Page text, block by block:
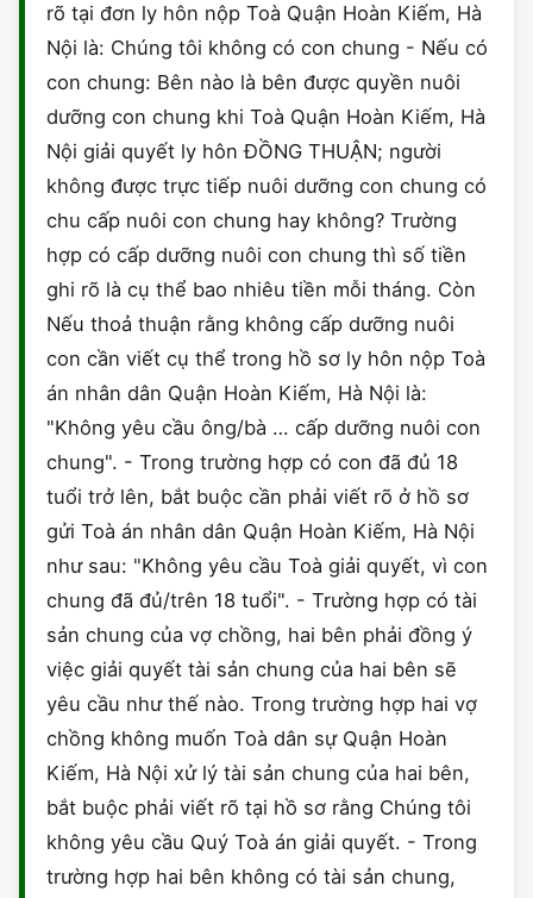
LAO ĐỘNG
SỞ HỮU TRÍ TUỆ
THUẾ - BẢO HIỂM
HÀNH CHÍNH
HÌNH SỰ
HÔN NHÂN - GIA ĐÌNH
LAO ĐỘNG
SỞ HỮU TRÍ TUỆ
THỪA KẾ - DI CHÚC
THUẾ VÀ KẾ TOÁN
HÀNH CHÍNH
DOANH NGHIỆP
HỘ KINH DOANH
SỞ HỮU TRÍ TUỆ
LÝ LỊCH TƯ PHÁP
TRÍCH LỤC HỘ TỊCH
CÔNG BỐ SẢN PHẨM
CHỨNG NHẬN HACCP
HÌNH SỰ
HỢP ĐỒNG
TỐ TỤNG
KHÁC
rõ tại đơn ly hôn nộp Toà Quận Hoàn Kiếm, Hà
Nội là: Chúng tôi không có con chung - Nếu có
con chung: Bên nào là bên được quyền nuôi
dưỡng con chung khi Toà Quận Hoàn Kiếm, Hà
Nội giải quyết ly hôn ĐỒNG THUẬN; người
không được trực tiếp nuôi dưỡng con chung có
chu cấp nuôi con chung hay không? Trường
hợp có cấp dưỡng nuôi con chung thì số tiền
ghi rõ là cụ thể bao nhiêu tiền mỗi tháng. Còn
Nếu thoả thuận rằng không cấp dưỡng nuôi
con cần viết cụ thể trong hồ sơ ly hôn nộp Toà
án nhân dân Quận Hoàn Kiếm, Hà Nội là:
"Không yêu cầu ông/bà … cấp dưỡng nuôi con
chung". - Trong trường hợp có con đã đủ 18
tuổi trở lên, bắt buộc cần phải viết rõ ở hồ sơ
gửi Toà án nhân dân Quận Hoàn Kiếm, Hà Nội
như sau: "Không yêu cầu Toà giải quyết, vì con
chung đã đủ/trên 18 tuổi". - Trường hợp có tài
sản chung của vợ chồng, hai bên phải đồng ý
việc giải quyết tài sản chung của hai bên sẽ
yêu cầu như thế nào. Trong trường hợp hai vợ
chồng không muốn Toà dân sự Quận Hoàn
Kiếm, Hà Nội xử lý tài sản chung của hai bên,
bắt buộc phải viết rõ tại hồ sơ rằng Chúng tôi
không yêu cầu Quý Toà án giải quyết. - Trong
trường hợp hai bên không có tài sản chung,